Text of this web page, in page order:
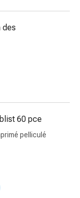
des
60 pce
pelliculé